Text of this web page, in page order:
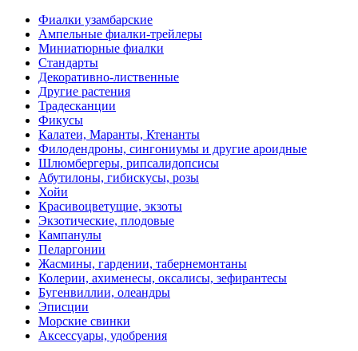
Фиалки узамбарские
Ампельные фиалки-трейлеры
Миниатюрные фиалки
Стандарты
Декоративно-лиственные
Другие растения
Традесканции
Фикусы
Калатеи, Маранты, Ктенанты
Филодендроны, сингониумы и другие ароидные
Шлюмбергеры, рипсалидопсисы
Абутилоны, гибискусы, розы
Хойи
Красивоцветущие, экзоты
Экзотические, плодовые
Кампанулы
Пеларгонии
Жасмины, гардении, табернемонтаны
Колерии, ахименесы, оксалисы, зефирантесы
Бугенвиллии, олеандры
Эписции
Морские свинки
Аксессуары, удобрения